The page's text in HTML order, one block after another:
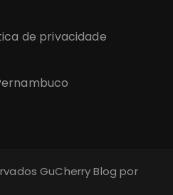
de privacidade
GuCherry Blog por